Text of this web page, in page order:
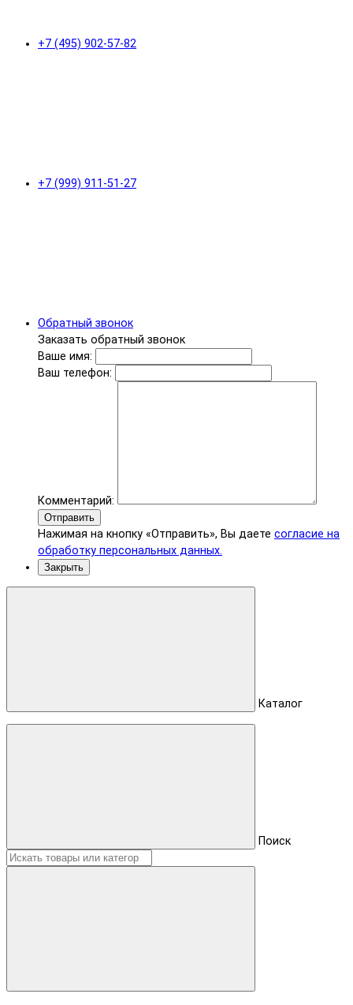
+7 (495) 902-57-82
+7 (999) 911-51-27
Обратный звонок
Заказать обратный звонок
Ваше имя:
Ваш телефон:
Комментарий:
Отправить
Нажимая на кнопку «Отправить», Вы даете согласие на
обработку персональных данных.
Закрыть
Каталог
Поиск